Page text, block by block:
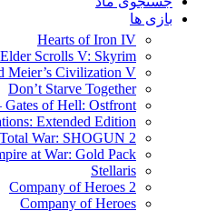
بازی ها
Hearts of Iron IV
Scrolls V: Skyrim
Meier’s Civilization V
Don’t Starve Together
Gates of Hell: Ostfront
Extended Edition
Total War: SHOGUN 2
at War: Gold Pack
Stellaris
Company of Heroes 2
Company of Heroes